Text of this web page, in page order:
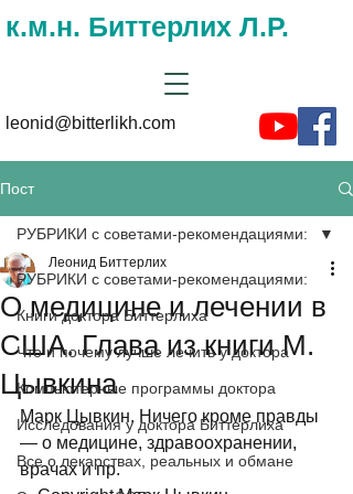
к.м.н. Биттерлих Л.Р.
leonid@bitterlikh.com
Пост
РУБРИКИ с советами-рекомендациями:
Книги доктора Биттерлиха
Что и почему лучше лечить у доктора
Компьютерные программы доктора
Исследования у доктора Биттерлиха
Все о лекарствах, реальных и обмане
РУБРИКИ с советами-рекомендациями:
О медицине и лечении в
США. Глава из книги М.
Цывкина
Леонид Биттерлих
Марк Цывкин. Ничего кроме правды
— о медицине, здравоохранении,
врачах и пр.